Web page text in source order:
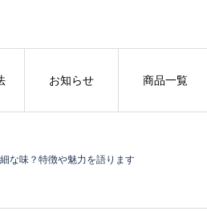
お知らせ 商品一覧
な味？特徴や魅力を語ります